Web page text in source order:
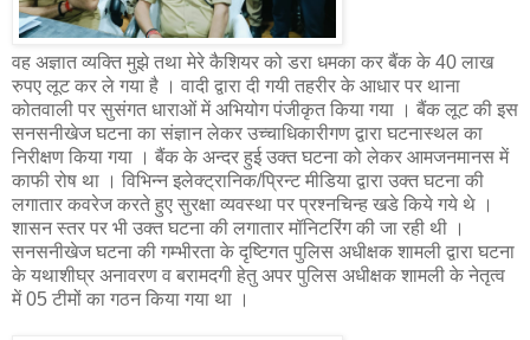
वह अज्ञात व्यक्ति मुझे तथा मेरे कैशियर को डरा धमका कर बैंक के 40 लाख
रुपए लूट कर ले गया है । वादी द्वारा दी गयी तहरीर के आधार पर थाना
कोतवाली पर सुसंगत धाराओं में अभियोग पंजीकृत किया गया । बैंक लूट की इस
सनसनीखेज घटना का संज्ञान लेकर उच्चाधिकारीगण द्वारा घटनास्थल का
निरीक्षण किया गया । बैंक के अन्दर हुई उक्त घटना को लेकर आमजनमानस में
काफी रोष था । विभिन्न इलेक्ट्रानिक/प्रिन्ट मीडिया द्वारा उक्त घटना की
लगातार कवरेज करते हुए सुरक्षा व्यवस्था पर प्रश्नचिन्ह खडे किये गये थे ।
शासन स्तर पर भी उक्त घटना की लगातार मॉनिटरिंग की जा रही थी ।
सनसनीखेज घटना की गम्भीरता के दृष्टिगत पुलिस अधीक्षक शामली द्वारा घटना
के यथाशीघ्र अनावरण व बरामदगी हेतु अपर पुलिस अधीक्षक शामली के नेतृत्व
में 05 टीमों का गठन किया गया था ।